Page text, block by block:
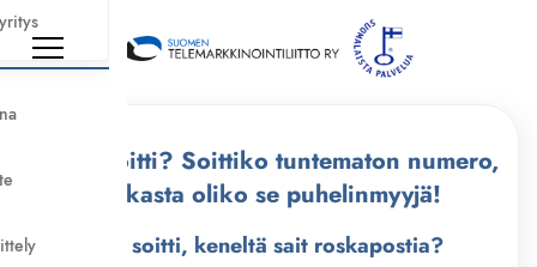
Kuka soitti? Soittiko tuntematon numero,
tarkasta oliko se puhelinmyyjä!
Kuka soitti, keneltä sait roskapostia?